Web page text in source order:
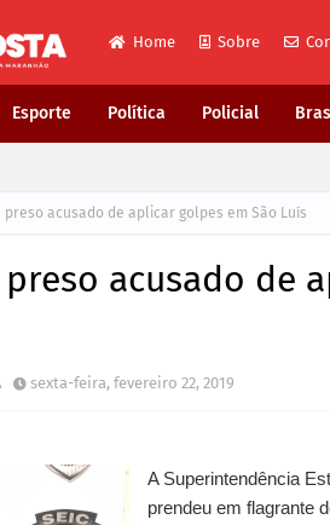
Home Sobre
Esporte Política Policial
preso acusado de aplicar golpes em São Luís
acusado de
sexta-feira, fevereiro 22, 2019
A Superintendência
prendeu em flagrante